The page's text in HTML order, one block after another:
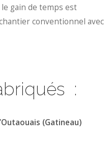
le gain de temps est
conventionnel avec
:
(Gatineau)